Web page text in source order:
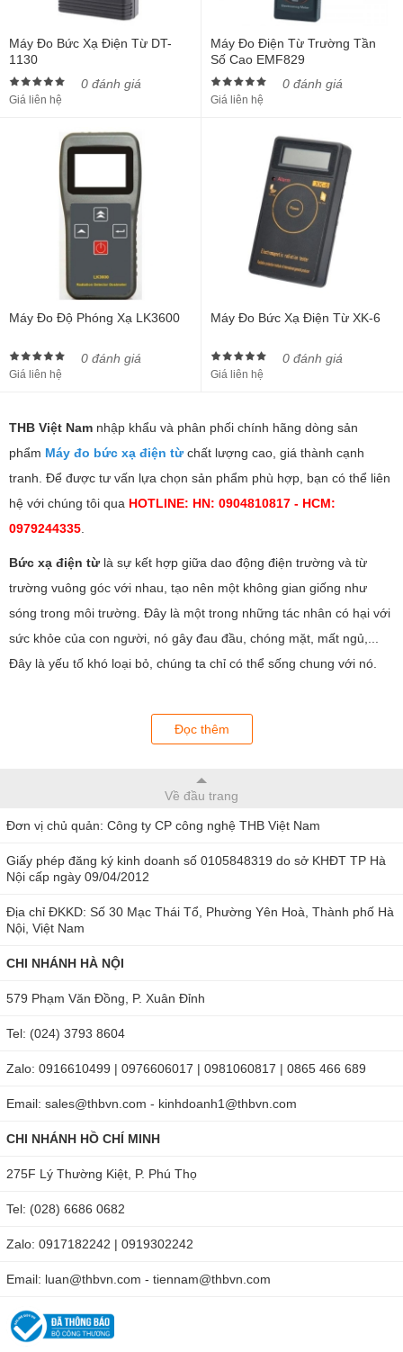
Máy Đo Bức Xạ Điện Từ DT-
1130
0 đánh giá
Giá liên hệ
Máy Đo Điện Từ Trường Tần
Số Cao EMF829
0 đánh giá
Giá liên hệ
Máy Đo Độ Phóng Xạ LK3600
0 đánh giá
Giá liên hệ
Máy Đo Bức Xạ Điện Từ XK-6
0 đánh giá
Giá liên hệ
THB Việt Nam nhập khẩu và phân phối chính hãng dòng sản
phẩm Máy đo bức xạ điện từchất lượng cao, giá thành cạnh
tranh. Để được tư vấn lựa chọn sản phẩm phù hợp, bạn có thể liên
hệ với chúng tôi qua HOTLINE: HN: 0904810817 - HCM:
0979244335
Bức xạ điện từlà sự kết hợp giữa dao động điện trường và từ
trường vuông góc với nhau, tạo nên một không gian giống như
sóng trong môi trường. Đây là một trong những tác nhân có hại với
sức khỏe của con người, nó gây đau đầu, chóng mặt, mất ngủ,...
Đây là yếu tố khó loại bỏ, chúng ta chỉ có thể sống chung với nó.
Máy đo bức xạ điện từ.
Thiết bị đo bức xạ điện từlà thiết bị cầm tay cho phép người
dùng nhanh chóng nắm được lượng bức xạ điện từ từ các đồ dùng
điện tử để đảm bảo an toàn cho cuộc sống, sức khỏe của con
người. Máy có thời gian đáp ứng nhanh, cho kết quả đo với độ
chính xác, tin cậy cao nhất.
Ứng dụng của máy đo bức xạ điện từ:
Đo bức xạ điện từ môi trường: phòng ngủ, văn phòng, phòng
Đo lường bức xạ điện từ được sử dụng trong các thiết bị điện:
điện thoại di động, máy tính, TV, máy fax, máy điều hòa không
khí, tủ lạnh...
(132 x 69 x 29mm).
Đọc thêm
Về đầu trang
Đơn vị chủ quản: Công ty CP công nghệ THB Việt Nam
Giấy phép đăng ký kinh doanh số 0105848319 do sở KHĐT TP Hà
Nội cấp ngày 09/04/2012
Địa chỉ ĐKKD: Số 30 Mạc Thái Tổ, Phường Yên Hoà, Thành phố Hà
Nội, Việt Nam
CHI NHÁNH HÀ NỘI
579 Phạm Văn Đồng, P. Xuân Đỉnh
Tel: (024) 3793 8604
Zalo: 0916610499 | 0976606017 | 0981060817 | 0865 466 689
Email: sales@thbvn.com - kinhdoanh1@thbvn.com
CHI NHÁNH HỒ CHÍ MINH
275F Lý Thường Kiệt, P. Phú Thọ
Tel: (028) 6686 0682
Zalo: 0917182242 | 0919302242
Email: luan@thbvn.com - tiennam@thbvn.com